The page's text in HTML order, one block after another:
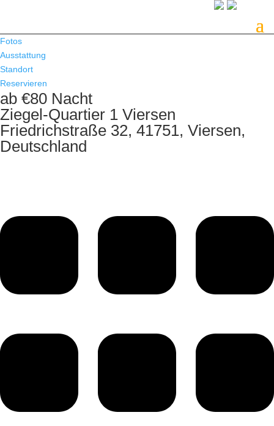
Fotos
Ausstattung
Standort
Reservieren
ab €80 Nacht
Ziegel-Quartier 1 Viersen
Friedrichstraße 32, 41751, Viersen,
Deutschland